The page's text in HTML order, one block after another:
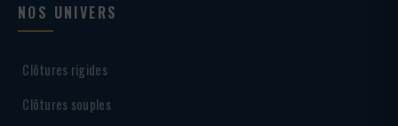
NOS UNIVERS
Clôtures rigides
Clôtures souples